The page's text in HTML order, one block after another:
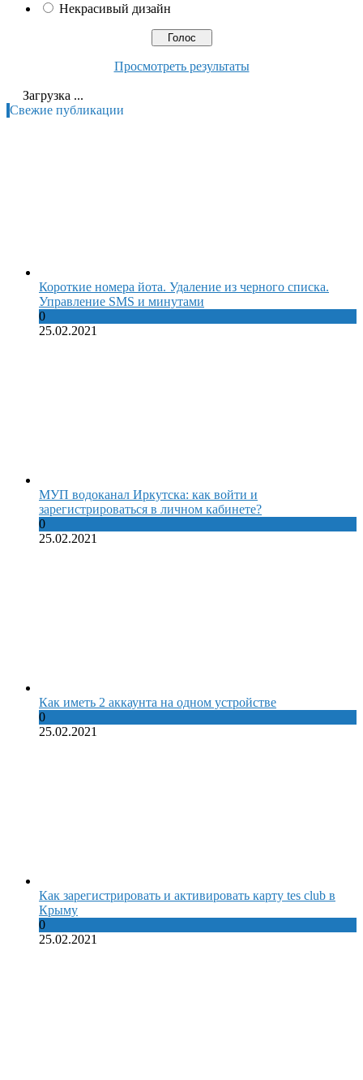
Некрасивый дизайн
Просмотреть результаты
Загрузка ...
Свежие публикации
Короткие номера йота. Удаление из черного списка.
Управление SMS и минутами
0
25.02.2021
МУП водоканал Иркутска: как войти и
зарегистрироваться в личном кабинете?
0
25.02.2021
Как иметь 2 аккаунта на одном устройстве
0
25.02.2021
Как зарегистрировать и активировать карту tes club в
Крыму
0
25.02.2021